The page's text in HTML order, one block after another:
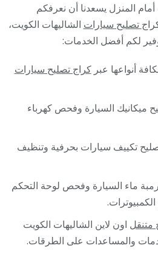
/
في
المنزل يسعدنا أن نعرفكم
تصليح سيارات الشاليهات الكويت،
لكم أفضل الخدمات:
أنواعها عبركراج تصليح سيارات
ميكانيك السيارة وفحص كهرباء
تكييف سيارات بحرفية وتنظيف
ماء السيارة وفحص لوحة التحكم
متنقل اون لاين الشاليهات الكويت
والمساعدات على الطرقات.